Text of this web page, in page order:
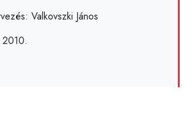
Valkovszki János
2010.